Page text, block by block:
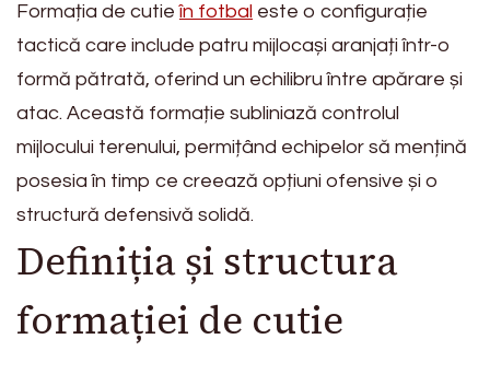
Formația de cutieîn fotbal este o configurație
tactică care include patru mijlocași aranjați într-o
formă pătrată, oferind un echilibru între apărare și
atac. Această formație subliniază controlul
mijlocului terenului, permițând echipelor să mențină
posesia în timp ce creează opțiuni ofensive și o
structură defensivă solidă.
Definiția și structura
formației de cutie